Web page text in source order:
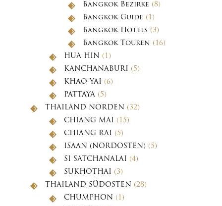
Bangkok Bezirke (8)
Bangkok Guide (1)
Bangkok Hotels (3)
Bangkok Touren (16)
HUA HIN (1)
KANCHANABURI (5)
KHAO YAI (6)
PATTAYA (5)
THAILAND NORDEN (32)
CHIANG MAI (15)
CHIANG RAI (5)
ISAAN (NORDOSTEN) (5)
SI SATCHANALAI (4)
SUKHOTHAI (3)
THAILAND SÜDOSTEN (28)
CHUMPHON (1)